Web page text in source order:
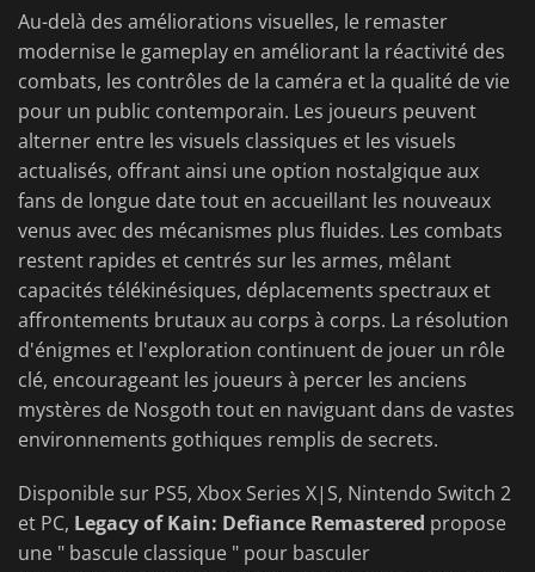
Au-delà des améliorations visuelles, le remaster
modernise le gameplay en améliorant la réactivité des
combats, les contrôles de la caméra et la qualité de vie
pour un public contemporain. Les joueurs peuvent
alterner entre les visuels classiques et les visuels
actualisés, offrant ainsi une option nostalgique aux
fans de longue date tout en accueillant les nouveaux
venus avec des mécanismes plus fluides. Les combats
restent rapides et centrés sur les armes, mêlant
capacités télékinésiques, déplacements spectraux et
affrontements brutaux au corps à corps. La résolution
d'énigmes et l'exploration continuent de jouer un rôle
clé, encourageant les joueurs à percer les anciens
mystères de Nosgoth tout en naviguant dans de vastes
environnements gothiques remplis de secrets.
Disponible sur PS5, Xbox Series X|S, Nintendo Switch 2
et PC, Legacy of Kain: Defiance Remastered propose
une " bascule classique " pour basculer